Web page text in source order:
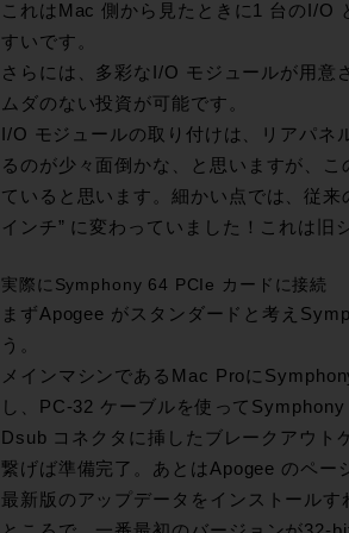
これはMac 側から見たときに1 台のI/O
すいです。
さらには、多彩なI/O モジュールが用意
ムダのない投資が可能です。
I/O モジュールの取り付けは、リアパ
るのが少々面倒かな、と思いますが、
ていると思います。細かい点では、従
インチ” に変わっていました！これは旧
実際にSymphony 64 PCIe カードに接続
まずApogee がスタンダードと考え
う。
メインマシンであるMac Proに
し、PC-32 ケーブルを使ってSymphony
Dsub コネクタに挿したブレークアウト
繋げば準備完了。あとはApogee のペー
最新版のアップデータをインストールす